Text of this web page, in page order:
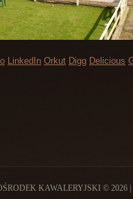
LinkedIn Orkut Digg Delicious
KAWALERYJSKI © 2026 |